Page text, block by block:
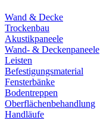
Wand & Decke
Trockenbau
Akustikpaneele
Wand- & Deckenpaneele
Leisten
Befestigungsmaterial
Fensterbänke
Bodentreppen
Oberflächenbehandlung
Handläufe